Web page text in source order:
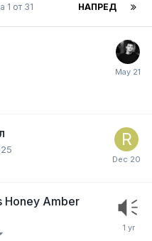
НАПРЕД
1 от 31
Honey Amber